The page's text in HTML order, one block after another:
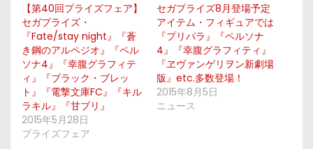
【第40回プライズフェア】
セガプライズ・
『Fate/stay night』『蒼
き鋼のアルペジオ』『ペル
ソナ4』『幸腹グラフィテ
ィ』『ブラック・ブレッ
ト』『電撃文庫FC』『キル
ラキル』『甘ブリ』
2015年5月28日
プライズフェア
セガプライズ8月登場予定
アイテム・フィギュアでは
『プリパラ』『ペルソナ
4』『幸腹グラフィティ』
『ヱヴァンゲリヲン新劇場
版』etc.多数登場！
2015年8月5日
ニュース